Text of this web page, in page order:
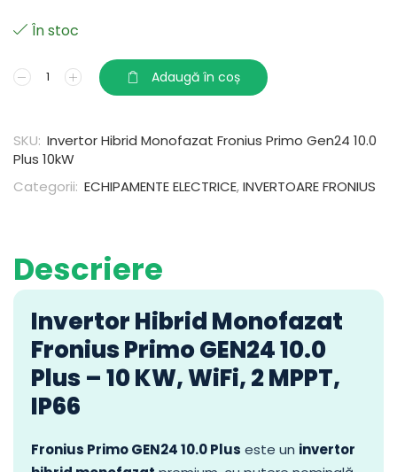
În stoc
Adaugă în coș
SKU: Invertor Hibrid Monofazat Fronius Primo Gen24 10.0
Plus 10kW
Categorii: ECHIPAMENTE ELECTRICE,INVERTOARE FRONIUS
Descriere
Invertor Hibrid Monofazat
Fronius Primo GEN24 10.0
Plus – 10 KW, WiFi, 2 MPPT,
IP66
Fronius Primo GEN24 10.0 Plus este un invertor